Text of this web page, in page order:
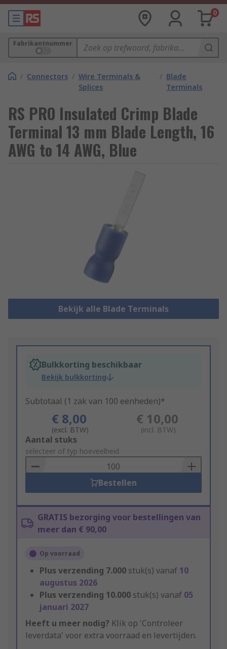
0
Fabrikantnummer
/ Connectors / Wire Terminals &
Splices
/ Blade
Terminals
RS PRO Insulated Crimp Blade
Terminal 13 mm Blade Length, 16
AWG to 14 AWG, Blue
Bekijk alle Blade Terminals
Bulkkorting beschikbaar
Bekijk bulkkorting
Subtotaal (1 zak van 100 eenheden)*
€ 8,00
(excl. BTW)
€ 10,00
(incl. BTW)
Add
to
Basket
Aantal stuks
selecteer of typ hoeveelheid
Bestellen
GRATIS bezorging voor bestellingen van
meer dan € 90,00
Op voorraad
Plus verzending 7.000 stuk(s) vanaf 10
augustus 2026
Plus verzending 10.000 stuk(s) vanaf 05
januari 2027
Heeft u meer nodig? Klik op 'Controleer
leverdata' voor extra voorraad en levertijden.